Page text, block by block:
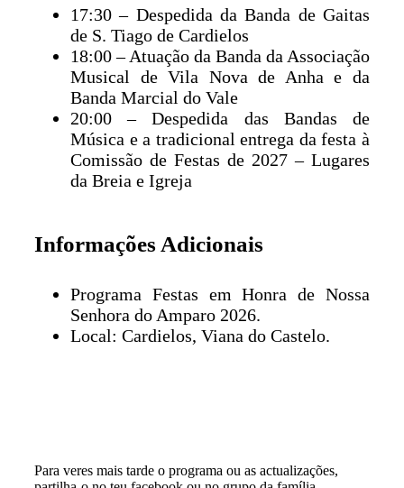
17:30 – Despedida da Banda de Gaitas
de S. Tiago de Cardielos
18:00 – Atuação da Banda da Associação
Musical de Vila Nova de Anha e da
Banda Marcial do Vale
20:00 – Despedida das Bandas de
Música e a tradicional entrega da festa à
Comissão de Festas de 2027 – Lugares
da Breia e Igreja
Informações Adicionais
Programa Festas em Honra de Nossa
Senhora do Amparo 2026.
Local: Cardielos, Viana do Castelo.
Para veres mais tarde o programa ou as actualizações,